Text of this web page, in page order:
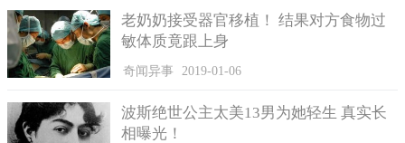
女业务的话引起热议。
不过也有部分网友质疑，不管你多会推销，一双筷子卖3万日
圆实在太贵了，这种生意手段很恶质。、这件事本身的真实性就
老奶奶接受器官移植！ 结果对方食物过
敏体质竟跟上身
奇闻异事 2019-01-06
波斯绝世公主太美13男为她轻生 真实长
相曝光！